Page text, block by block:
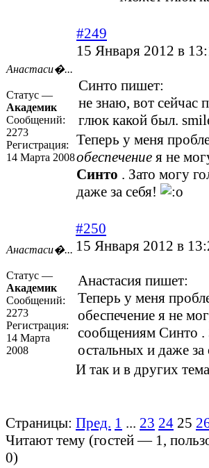
Анастаси�...
Статус —
Академик
Сообщений:
2273
Регистрация:
14 Марта 2008
#249
15 Января 2012 в
Синто пишет:
не знаю, вот сейчас
глюк какой был.
Теперь у меня
обеспечение я не
Синто . Зато могу
даже за себя!
Анастаси�...
Статус —
Академик
Сообщений:
2273
Регистрация:
14 Марта
2008
#250
15 Января 2012 в
Анастасия пишет:
Теперь у меня
обеспечение я не
сообщениям Синто .
остальных и даже за
И так и в других
Страницы: Пред. 1 ... 23 24 25
Читают тему (гостей — 1,
0)